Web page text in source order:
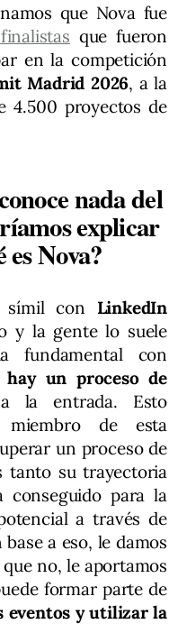
que Nova fue
que fueron
en la competición
Madrid 2026, a la
4.500 proyectos de
nada del
explicar
Nova?
símil con LinkedIn
y la gente lo suele
fundamental con
hay un proceso de
la entrada. Esto
de esta
un proceso de
tanto su trayectoria
conseguido para la
a través de
a eso, le damos
no, le aportamos
formar parte de
eventos y utilizar la